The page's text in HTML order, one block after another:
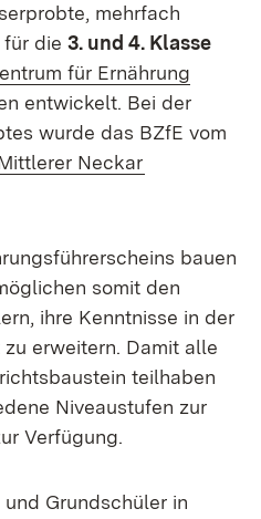
mehrfach
die 3. und 4. Klasse
für Ernährung
Fenster)
entwickelt. Bei der
wurde das BZfE vom
Neckar
bauen
somit den
ihre Kenntnisse in der
erweitern. Damit alle
teilhaben
Niveaustufen zur
Verfügung.
Grundschüler in